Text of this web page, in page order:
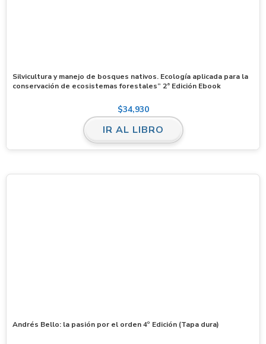
Silvicultura y manejo de bosques nativos. Ecología aplicada para la
conservación de ecosistemas forestales” 2ª Edición Ebook
$34,930
IR AL LIBRO
Andrés Bello: la pasión por el orden 4º Edición (Tapa dura)